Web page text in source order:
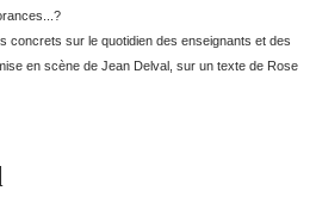
concrets sur le quotidien des enseignants et des
en scène de Jean Delval, sur un texte de Rose